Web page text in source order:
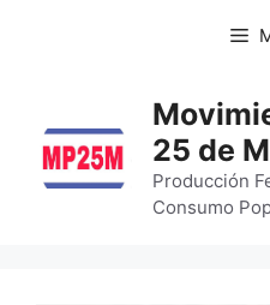
25 de
Producción
Consumo